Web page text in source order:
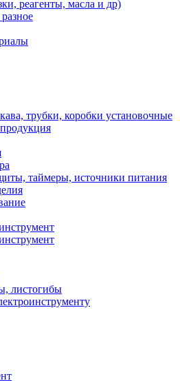
реагенты, масла и др)
трубки, коробки установочные
таймеры, источники питания
листогибы